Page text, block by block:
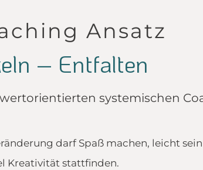
Ansatz
– Entfalten
systemischen
darf Spaß machen, leicht
Kreativität stattfinden.